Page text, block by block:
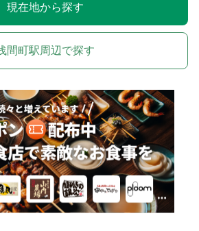
現在地から探す
間町駅周辺で探す